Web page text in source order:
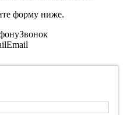
форму ниже.
Звонок
Email